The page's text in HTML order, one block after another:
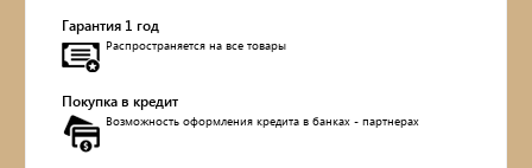
Гарантия 1 год
Распространяется на все товары
Покупка в кредит
Возможность оформления кредита в банках - партнерах